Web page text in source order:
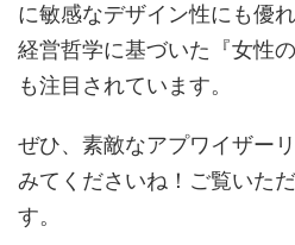
に敏感なデザイン性にも優
経営哲学に基づいた『女性
も注目されています。
ぜひ、素敵なアプワイザー
みてくださいね！ご覧いた
す。